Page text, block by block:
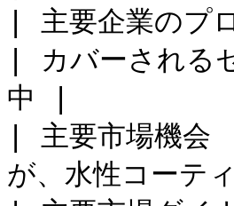
| 主要企業の
| カバーされる
中 |
| 主要市場機会
が、水性コーテ